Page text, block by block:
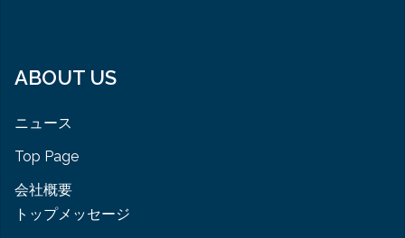
ョ
ン
ABOUT US
ニュース
Top Page
会社概要
トップメッセージ